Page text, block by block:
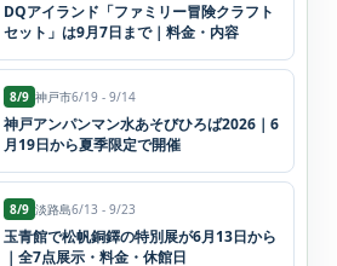
DQアイランド「ファミリー冒険クラフト
セット」は9月7日まで｜料金・内容
8/9 神戸市6/19 - 9/14
神戸アンパンマン水あそびひろば2026｜6
月19日から夏季限定で開催
8/9 淡路島6/13 - 9/23
玉青館で松帆銅鐸の特別展が6月13日から
｜全7点展示・料金・休館日